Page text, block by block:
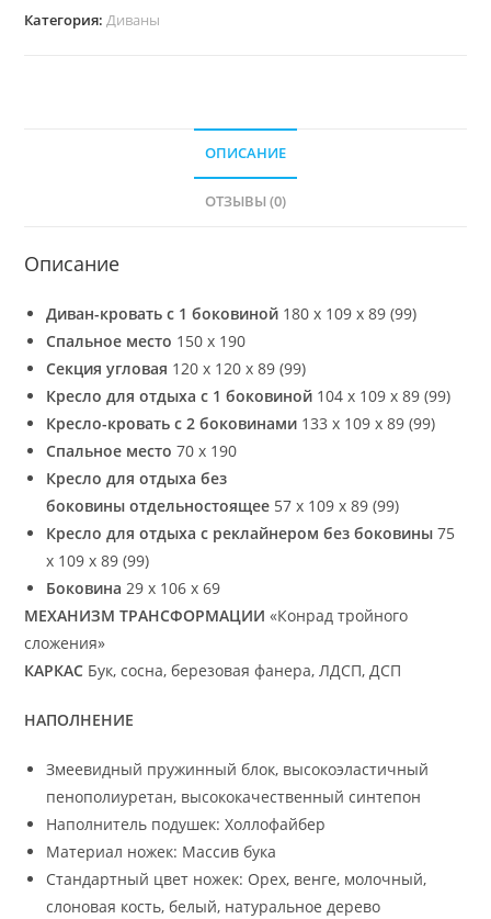
Категория:Диваны
ОПИСАНИЕ
ОТЗЫВЫ (0)
Описание
Диван-кровать с 1 боковиной 180 х 109 х 89 (99)
Cпальное место 150 х 190
Секция угловая 120 х 120 х 89 (99)
Кресло для отдыха с 1 боковиной 104 х 109 х 89 (99)
Кресло-кровать с 2 боковинами 133 х 109 х 89 (99)
Cпальное место 70 х 190
Кресло для отдыха без
боковины отдельностоящее 57 х 109 х 89 (99)
Кресло для отдыха с реклайнером без боковины 75
х 109 х 89 (99)
Боковина 29 х 106 х 69
МЕХАНИЗМ ТРАНСФОРМАЦИИ «Конрад тройного
сложения»
КАРКАС Бук, сосна, березовая фанера, ЛДСП, ДСП
НАПОЛНЕНИЕ
Змеевидный пружинный блок, высокоэластичный
пенополиуретан, высококачественный синтепон
Наполнитель подушек: Холлофайбер
Материал ножек: Массив бука
Стандартный цвет ножек: Орех, венге, молочный,
слоновая кость, белый, натуральное дерево